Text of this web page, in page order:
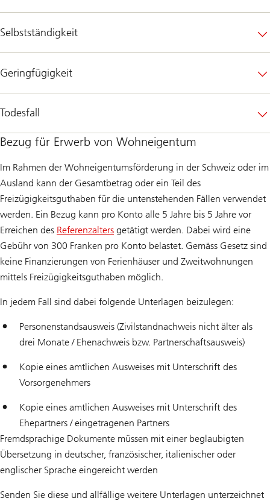
Selbstständigkeit
Geringfügigkeit
Todesfall
Bezug für Erwerb von Wohneigentum
Im Rahmen der Wohneigentumsförderung in der Schweiz oder im
Ausland kann der Gesamtbetrag oder ein Teil des
Freizügigkeitsguthaben für die untenstehenden Fällen verwendet
werden. Ein Bezug kann pro Konto alle 5 Jahre bis 5 Jahre vor
Erreichen des Referenzalters getätigt werden. Dabei wird eine
Gebühr von 300 Franken pro Konto belastet. Gemäss Gesetz sind
keine Finanzierungen von Ferienhäuser und Zweitwohnungen
mittels Freizügigkeitsguthaben möglich.
In jedem Fall sind dabei folgende Unterlagen beizulegen:
Personenstandsausweis (Zivilstandnachweis nicht älter als
drei Monate / Ehenachweis bzw. Partnerschaftsausweis)
Kopie eines amtlichen Ausweises mit Unterschrift des
Vorsorgenehmers
Kopie eines amtlichen Ausweises mit Unterschrift des
Ehepartners / eingetragenen Partners
Fremdsprachige Dokumente müssen mit einer beglaubigten
Übersetzung in deutscher, französischer, italienischer oder
englischer Sprache eingereicht werden
Senden Sie diese und allfällige weitere Unterlagen unterzeichnet